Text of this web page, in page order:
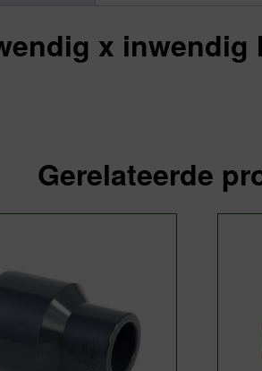
x inwendig
Gerelateerde